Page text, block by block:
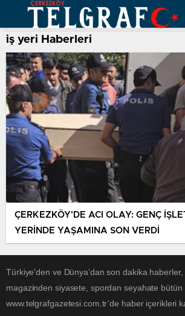
iş yeri Haberleri
ÇERKEZKÖY’DE ACI OLAY: GENÇ
YERİNDE YAŞAMINA SON VERDİ
Türkiye'den ve Dünya’dan son dakika haberler,
magazinden siyasete, spordan seyahate bütün
www.telgrafgazetesi.com.tr’de haber içerikleri